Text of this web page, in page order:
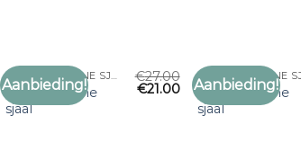
Aanbieding!
Toevoegen
ZWARTE DUNNE SJAAL
zwarte dunne
sjaal
€27.00
€21.00 Aanbieding!
zwarte dunne
sjaal